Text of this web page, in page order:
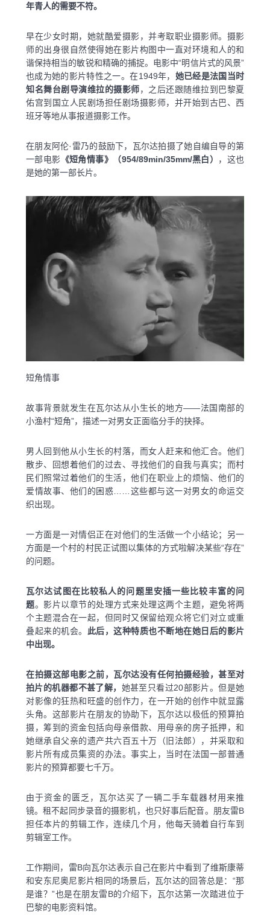
年青人的需要不符。
早在少女时期，她就酷爱摄影，并考取职业摄影师。摄影
师的出身很自然使得她在影片构图中一直对环境和人的和
谐保持相当的敏锐和精确的捕捉。电影中“明信片式的风景”
也成为她的影片特性之一。在1949年， 她已经是法国当时
知名舞台剧导演维拉的摄影师，之后还跟随维拉到巴黎夏
佑宫到国立人民剧场担任剧场摄影师，并开始到古巴、西
班牙等地从事报道摄影工作。
在朋友阿伦·雷乃的鼓励下，瓦尔达拍摄了她自编自导的第
一部电影 《短角情事》（954/89min/35mm/黑白）
，这也
是她的第一部长片。
短角情事
故事背景就发生在瓦尔达从小生长的地方——法国南部的
小渔村“短角”，描述一对男女正面临分手的抉择。
男人回到他从小生长的村落，而女人赶来和他汇合。他们
散步、回想着他们的过去、寻找他们的自我与真实；而村
民们照常过着他们的生活，他们在职业上的烦恼、他们的
爱情故事、他们的困惑……这些都与这一对男女的命运交
织出现。
一方面是一对情侣正在对他们的生活做一个小结论；另一
方面是一个村的村民正试图以集体的方式啦解决某些“存在”
的问题。
瓦尔达试图在比较私人的问题里安插一些比较丰富的问
题。影片以章节的处理方式来处理这两个主题，避免将两
个主题混合在一起，但同时又保留给观众将它们对立或重
叠起来的机会。 此后，这种特质也不断地在她日后的影片
中出现。
在拍摄这部电影之前，瓦尔达没有任何拍摄经验，甚至对
拍片的机器都不甚了解， 她甚至只看过20部影片。但是她
对影像的狂热和旺盛的创作力，在一开始的创作中就显露
头角。这部影片在朋友的协助下，瓦尔达以极低的预算拍
摄，筹到的资金包括向母亲借款、用母亲的房子抵押，和
她继承自父亲的遗产共六百五十万（旧法郎），并采取和
影片所有成员集资的办法。事实上，当时在法国一部普通
影片的预算都要七千万。
由于资金的匮乏，瓦尔达买了一辆二手车载器材用来推
镜。租不起同步录音的摄影机，也只好事后配音。朋友雷B
担任本片的剪辑工作，连续几个月，他每天骑着自行车到
剪辑室工作。
工作期间，雷B向瓦尔达表示自己在影片中看到了维斯康蒂
和安东尼奥尼影片相同的场景后，瓦尔达的回答总是：“那
是谁？”也是在朋友雷B的介绍下，瓦尔达第一次踏进位于
巴黎的电影资料馆。